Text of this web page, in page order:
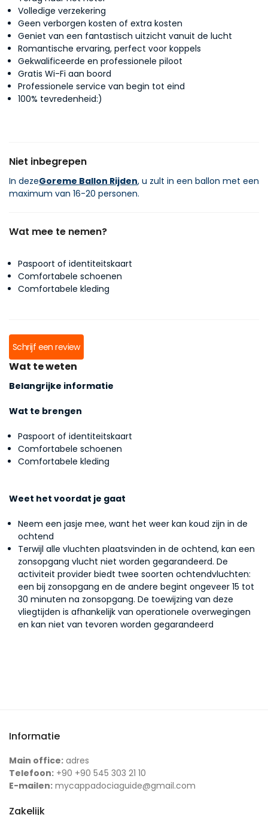
Volledige verzekering
Geen verborgen kosten of extra kosten
Geniet van een fantastisch uitzicht vanuit de lucht
Romantische ervaring, perfect voor koppels
Gekwalificeerde en professionele piloot
Gratis Wi-Fi aan boord
Professionele service van begin tot eind
100% tevredenheid:)
Niet inbegrepen
In dezeGoreme Ballon Rijden, u zult in een ballon met een
maximum van 16-20 personen.
Wat mee te nemen?
Paspoort of identiteitskaart
Comfortabele schoenen
Comfortabele kleding
Schrijf een review
Wat te weten
Belangrijke informatie
Wat te brengen
Paspoort of identiteitskaart
Comfortabele schoenen
Comfortabele kleding
Weet het voordat je gaat
Neem een jasje mee, want het weer kan koud zijn in de
ochtend
Terwijl alle vluchten plaatsvinden in de ochtend, kan een
zonsopgang vlucht niet worden gegarandeerd. De
activiteit provider biedt twee soorten ochtendvluchten:
een bij zonsopgang en de andere begint ongeveer 15 tot
30 minuten na zonsopgang. De toewijzing van deze
vliegtijden is afhankelijk van operationele overwegingen
en kan niet van tevoren worden gegarandeerd
Informatie
Main office: adres
Telefoon: +90 +90 545 303 21 10
E-mailen: mycappadociaguide@gmail.com
Zakelijk